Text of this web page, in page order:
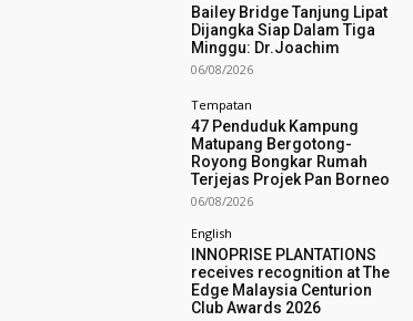
Bailey Bridge Tanjung Lipat
Dijangka Siap Dalam Tiga
Minggu: Dr.Joachim
06/08/2026
Tempatan
47 Penduduk Kampung
Matupang Bergotong-
Royong Bongkar Rumah
Terjejas Projek Pan Borneo
06/08/2026
English
INNOPRISE PLANTATIONS
receives recognition at The
Edge Malaysia Centurion
Club Awards 2026